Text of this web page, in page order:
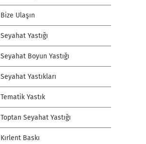
Bize Ulaşın
Seyahat Yastığı
Seyahat Boyun Yastığı
Seyahat Yastıkları
Tematik Yastık
Toptan Seyahat Yastığı
Kırlent Baskı